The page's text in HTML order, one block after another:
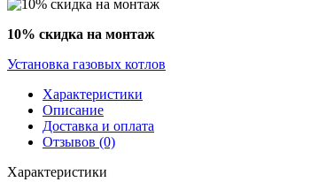
10% скидка на монтаж
Установка газовых котлов
Характеристики
Описание
Доставка и оплата
Отзывов (0)
Характеристики